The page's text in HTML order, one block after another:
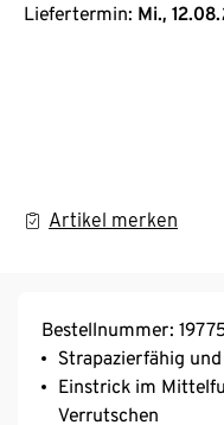
Liefertermin: Mi.,
Artikel merken
Bestellnummer:
Strapazierfähig
Einstrick im
Verrutschen